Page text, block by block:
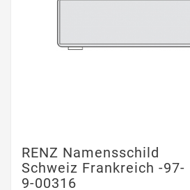
RENZ Namensschild
Schweiz Frankreich -97-
9-00316